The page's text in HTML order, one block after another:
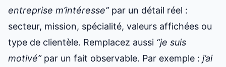
entreprise m’intéresse”par un détail réel :
secteur, mission, spécialité, valeurs affichées ou
type de clientèle. Remplacez aussi “je suis
motivé”par un fait observable. Par exemple : j’ai